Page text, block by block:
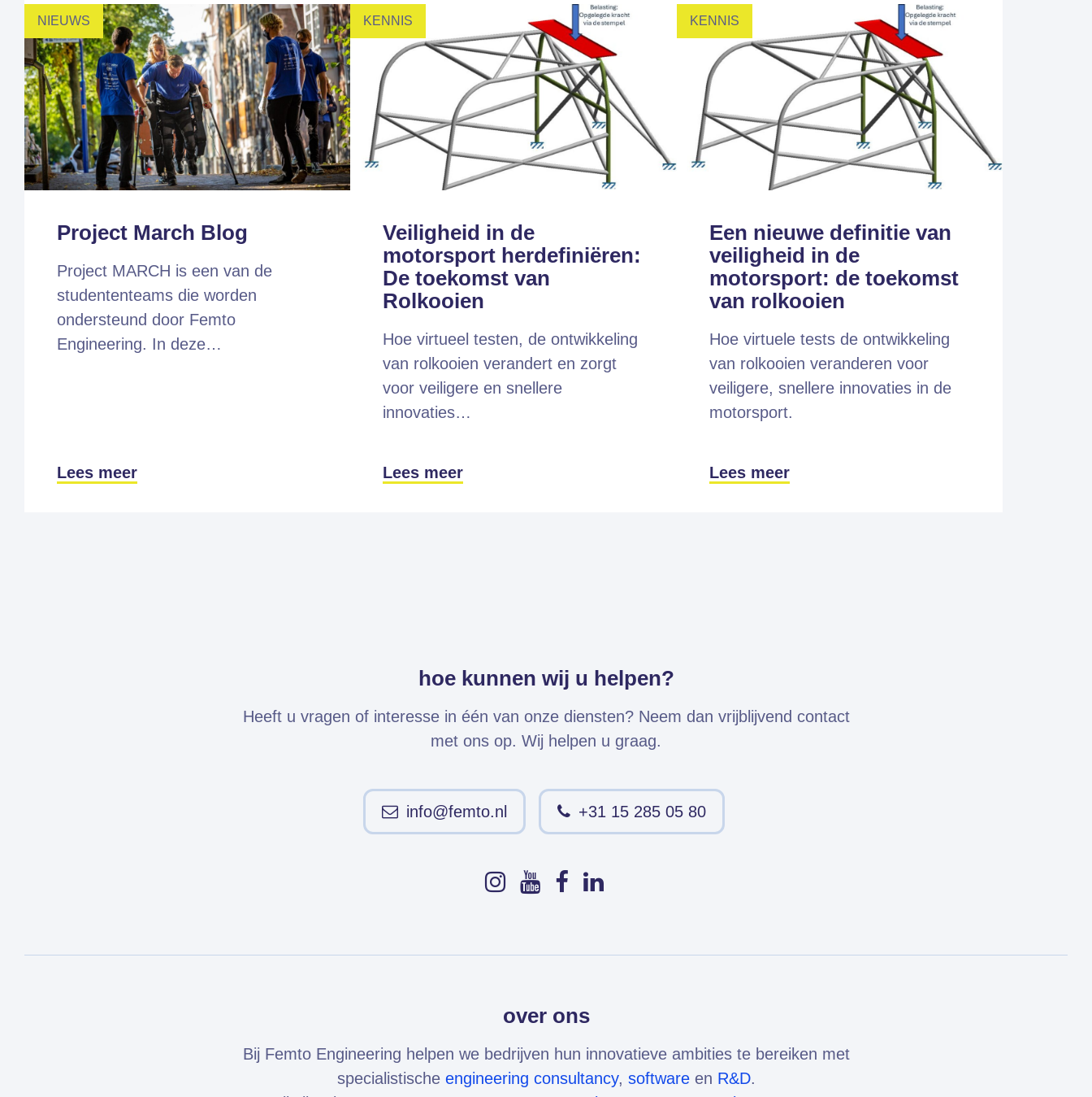
NIEUWS
Project March Blog
Project MARCH is een van de
studententeams die worden
ondersteund door Femto
Engineering. In deze…
Lees meer
KENNIS
Veiligheid in de
motorsport herdefiniëren:
De toekomst van
Rolkooien
Hoe virtueel testen, de ontwikkeling
van rolkooien verandert en zorgt
voor veiligere en snellere
innovaties…
Lees meer
KENNIS
Een nieuwe definitie van
veiligheid in de
motorsport: de toekomst
van rolkooien
Hoe virtuele tests de ontwikkeling
van rolkooien veranderen voor
veiligere, snellere innovaties in de
motorsport.
Lees meer
hoe kunnen wij u helpen?
Heeft u vragen of interesse in één van onze diensten? Neem dan vrijblijvend contact
met ons op. Wij helpen u graag.
info@femto.nl +31 15 285 05 80
over ons
Bij Femto Engineering helpen we bedrijven hun innovatieve ambities te bereiken met
specialistische engineering consultancy, softwareen R&D.